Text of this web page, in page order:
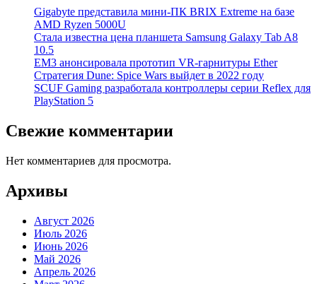
Gigabyte представила мини-ПК BRIX Extreme на базе
AMD Ryzen 5000U
Стала известна цена планшета Samsung Galaxy Tab A8
10.5
EM3 анонсировала прототип VR-гарнитуры Ether
Стратегия Dune: Spice Wars выйдет в 2022 году
SCUF Gaming разработала контроллеры серии Reflex для
PlayStation 5
Свежие комментарии
Нет комментариев для просмотра.
Архивы
Август 2026
Июль 2026
Июнь 2026
Май 2026
Апрель 2026